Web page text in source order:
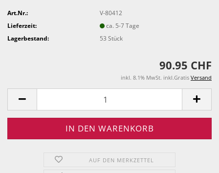
Art.Nr.:
V-80412
Lieferzeit:
ca. 5-7 Tage
Lagerbestand:
53Stück
90.95 CHF
inkl. 8.1% MwSt. inkl.Gratis Versand
AUF DEN MERKZETTEL